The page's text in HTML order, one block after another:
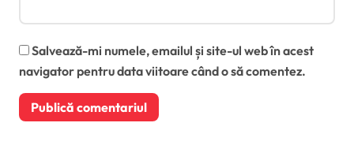
Salvează-mi numele, emailul și site-ul web în acest
navigator pentru data viitoare când o să comentez.